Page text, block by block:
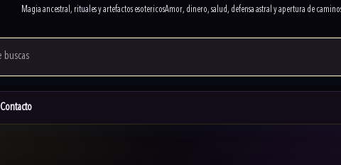
Magia ancestral, rituales y artefactos esotericosAmor, dinero, salud, defensa astral y apertura de
Contacto